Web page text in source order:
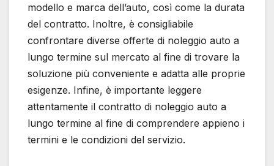
modello e marca dell’auto, così come la durata
del contratto. Inoltre, è consigliabile
confrontare diverse offerte di noleggio auto a
lungo termine sul mercato al fine di trovare la
soluzione più conveniente e adatta alle proprie
esigenze. Infine, è importante leggere
attentamente il contratto di noleggio auto a
lungo termine al fine di comprendere appieno i
termini e le condizioni del servizio.